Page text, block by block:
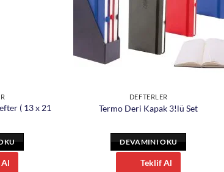
( 13 x 21
DEFTERLER
Termo Deri Kapak 3!lü Set
DEVAMINI OKU
Teklif Al